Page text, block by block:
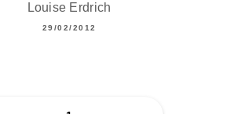
Louise Erdrich
29/02/2012